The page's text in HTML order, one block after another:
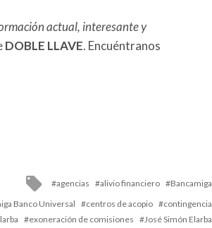
actual, interesante y
DOBLE LLAVE. Encuéntranos
Tagged
with
agencias alivio financiero
Bancamiga
Banco Universal
centros de acopio
contingencia
exoneración de comisiones
José Simón Elarba